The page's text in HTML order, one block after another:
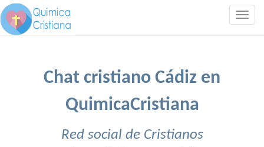
Chat cristiano Cádiz en
QuimicaCristiana
Red social de Cristianos